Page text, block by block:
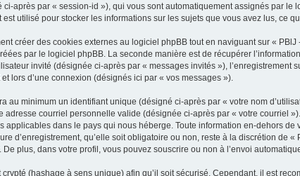
ci-après par « session-id »), qui vous sont automatiquement assignés par
est utilisé pour stocker les informations sur les sujets que vous avez lus, ce
créer des cookies externes au logiciel phpBB tout en naviguant sur «
par le logiciel phpBB. La seconde manière est de récupérer
invité (désignée ci-après par « messages invités »),
lors d’une connexion (désignés ici par « vos messages »).
au minimum un identifiant unique (désigné ci-après par « votre nom
adresse courriel personnelle valide (désignée ci-après par « votre courriel
applicables dans le pays qui nous héberge. Toute information en-dehors
d’enregistrement, qu’elle soit obligatoire ou non, reste à la discrétion de
plus, dans votre profil, vous pouvez souscrire ou non à l’envoi
crypté (hashage à sens unique) afin qu’il soit sécurisé. Cependant, il est